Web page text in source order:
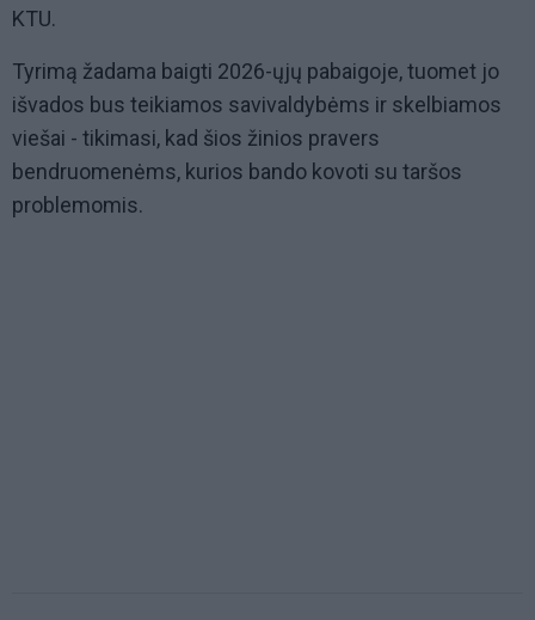
KTU.
Tyrimą žadama baigti 2026-ųjų pabaigoje, tuomet jo
išvados bus teikiamos savivaldybėms ir skelbiamos
viešai - tikimasi, kad šios žinios pravers
bendruomenėms, kurios bando kovoti su taršos
problemomis.